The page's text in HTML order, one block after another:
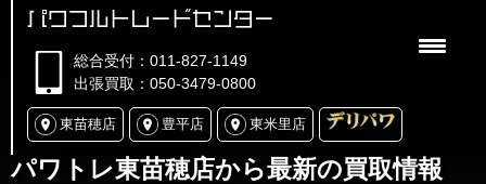
パワフルトレードセンター
総合受付：011-827-1149
出張買取：050-3479-0800
東苗穂店 豊平店 東米里店
パワトレ東苗穂店から最新の買取情報